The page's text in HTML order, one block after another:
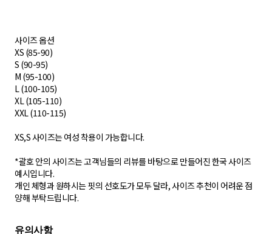
사이즈 옵션
XS (85-90)
S (90-95)
M (95-100)
L (100-105)
XL (105-110)
XXL (110-115)
XS,S 사이즈는 여성 착용이 가능합니다.
*괄호 안의 사이즈는 고객님들의 리뷰를 바탕으로 만들어진 한국 사이즈
예시입니다. ​
개인 체형과 원하시는 핏의 선호도가 모두 달라, 사이즈 추천이 어려운 점
양해 부탁드립니다.
유의사항